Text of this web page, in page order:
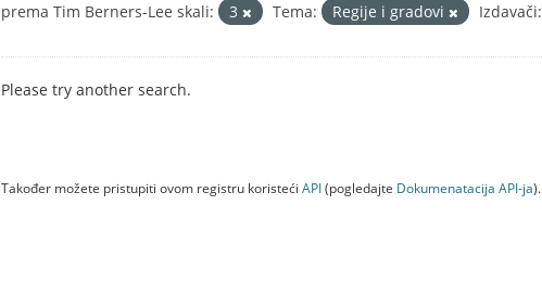
prema Tim Berners-Lee skali:
3 Tema: Regije i gradovi Izdavači:
Please try another search.
Također možete pristupiti ovom registru koristeći API(pogledajte Dokumenаtаcijа API-jа).